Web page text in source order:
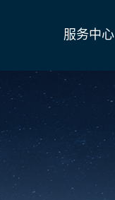
服务中心